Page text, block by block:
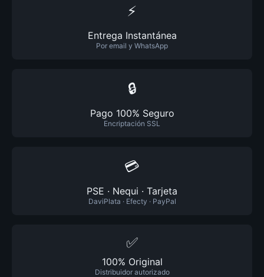
⚡
Entrega Instantánea
Por email y WhatsApp
🔒
Pago 100% Seguro
Encriptación SSL
💳
PSE · Nequi · Tarjeta
DaviPlata · Efecty · PayPal
✅
100% Original
Distribuidor autorizado